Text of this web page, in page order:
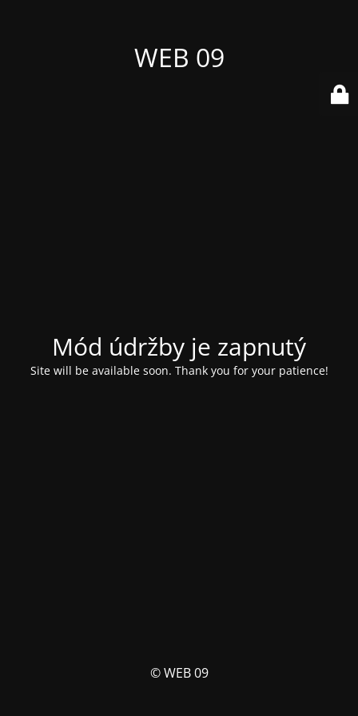
WEB 09
Mód údržby je zapnutý
Site will be available soon. Thank you for your patience!
© WEB 09